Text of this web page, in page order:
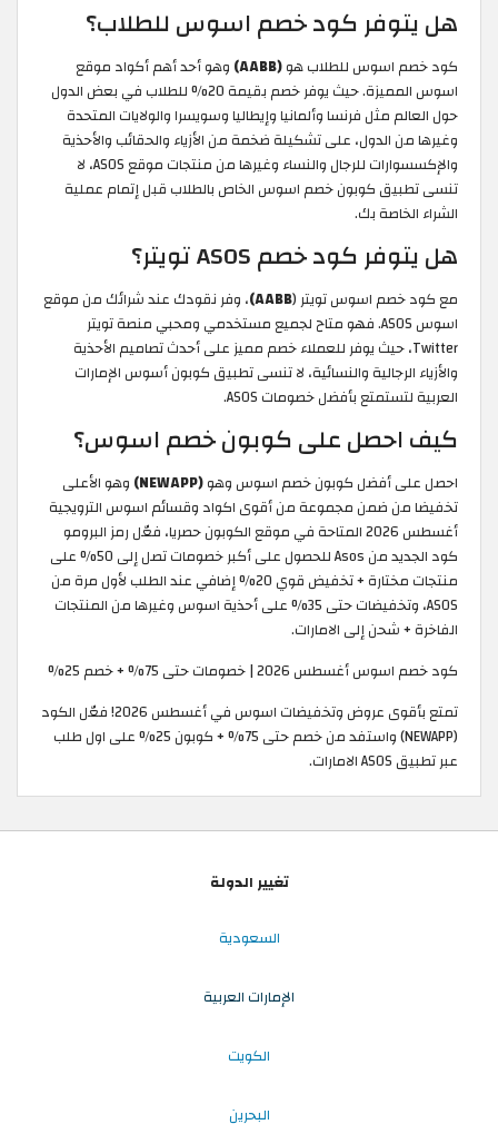
هل يتوفر كود خصم اسوس للطلاب؟
كود خصم اسوس للطلاب هو(AABB)
وهو أحد أهم أكواد موقع
اسوس المميزة. حيث يوفر خصم بقيمة 20% للطلاب في بعض الدول
حول العالم مثل فرنسا وألمانيا وإيطاليا وسويسرا والولايات المتحدة
وغيرها من الدول، على تشكيلة ضخمة من الأزياء والحقائب والأحذية
والإكسسوارات للرجال والنساء وغيرها من منتجات موقع ASOS، لا
تنسى تطبيق كوبون خصم اسوس الخاص بالطلاب قبل إتمام عملية
الشراء الخاصة بك.
هل يتوفر كود خصم ASOS تويتر؟
مع كود خصم اسوس تويتر (AABB) ، وفر نقودك عند شرائك من موقع
اسوس ASOS. فهو متاح لجميع مستخدمي ومحبي منصة تويتر
Twitter، حيث يوفر للعملاء خصم مميز على أحدث تصاميم الأحذية
والأزياء الرجالية والنسائية، لا تنسى تطبيق كوبون أسوس الإمارات
العربية لتستمتع بأفضل خصومات ASOS.
كيف احصل على كوبون خصم اسوس؟
احصل على أفضل كوبون خصم اسوس وهو(NEWAPP)
وهو الأعلى
تخفيضا من ضمن مجموعة من أقوى اكواد وقسائم اسوس الترويجية
أغسطس 2026 المتاحة في موقع الكوبون حصريا، فعّل رمز البرومو
كود الجديد من Asos للحصول على أكبر خصومات تصل إلى 50% على
منتجات مختارة + تخفيض قوي 20% إضافي عند الطلب لأول مرة من
ASOS، وتخفيضات حتى 35% على أحذية اسوس وغيرها من المنتجات
الفاخرة + شحن إلى الامارات.
كود خصم اسوس أغسطس 2026 | خصومات حتى 75% + خصم 25%
تمتع بأقوى عروض وتخفيضات اسوس في أغسطس 2026! فعّل الكود
(NEWAPP) واستفد من خصم حتى 75% + كوبون 25% على اول طلب
عبر تطبيق ASOS الامارات.
تغيير الدولة
السعودية
الإمارات العربية
الكويت
البحرين